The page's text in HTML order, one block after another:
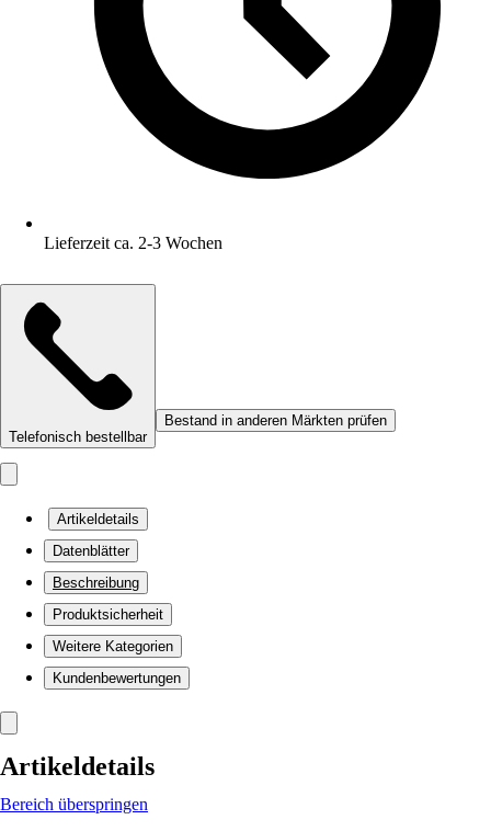
Lieferzeit ca. 2-3 Wochen
Telefonisch bestellbar
Bestand in anderen Märkten prüfen
Artikeldetails
Datenblätter
Beschreibung
Produktsicherheit
Weitere Kategorien
Kundenbewertungen
Artikeldetails
Bereich überspringen